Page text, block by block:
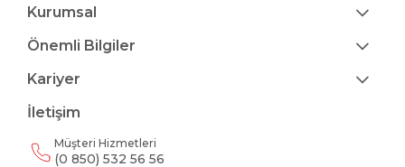
Kurumsal
Önemli Bilgiler
Kariyer
İletişim
Müşteri Hizmetleri
(0 850) 532 56 56